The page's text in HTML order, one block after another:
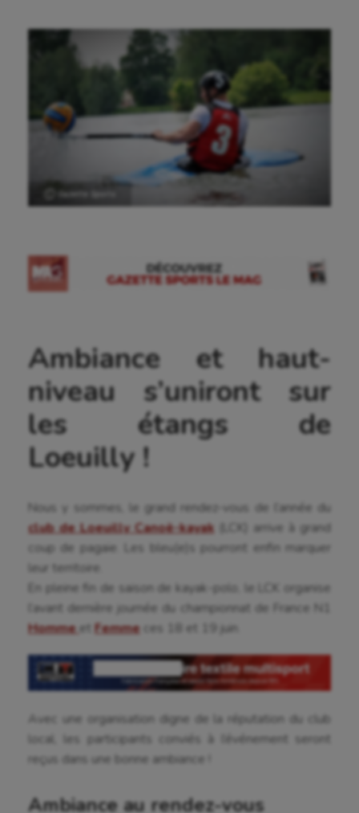
Ⓒ Gazette Sports
Ambiance et haut-
niveau s’uniront sur
les étangs de
Loeuilly !
Nous y sommes, le grand rendez-vous de l’année du
club de Loeuilly Canoë-kayak (LCK) arrive à grand
coup de pagaie. Les bleu(e)s pourront enfin marquer
leur territoire.
En pleine fin de saison de kayak-polo, le LCK organise
l’avant dernière journée du championnat de France N1
Hommeet Femme ces 18 et 19 juin.
Avec une organisation digne de la réputation du club
local, les participants conviés à l’événement seront
reçus dans une bonne ambiance !
Ambiance au rendez-vous